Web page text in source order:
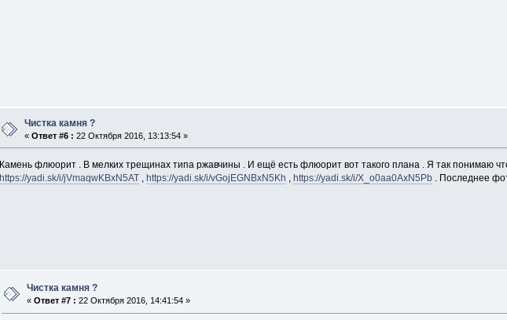
Чистка камня ?
«Ответ #6 : 22 Октября 2016, 13:13:54 »
Камень флюорит . В мелких трещинах типа ржавчины . И ещё есть флюорит вот такого плана . Я так понимаю
https://yadi.sk/i/jVmaqwKBxN5AT, https://yadi.sk/i/vGojEGNBxN5Kh , https://yadi.sk/i/X_o0aa0AxN5Pb. Последнее
Чистка камня ?
«Ответ #7 : 22 Октября 2016, 14:41:54 »